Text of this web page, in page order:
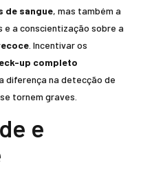
de sangue, mas também a
a conscientização sobre a
. Incentivar os
up completo
diferença na detecção de
tornem graves.
e